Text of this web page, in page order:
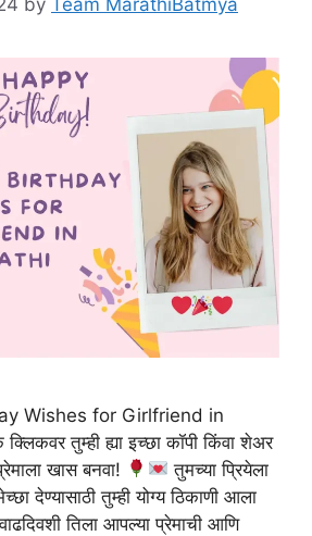
by Team MarathiBatmya
Wishes for Girlfriend in
तुम्ही ह्या इच्छा कॉपी किंवा शेअर
खास बनवा!
तुमच्या प्रियेला
देण्यासाठी तुम्ही योग्य ठिकाणी आला
तिला आपल्या प्रेमाची आणि